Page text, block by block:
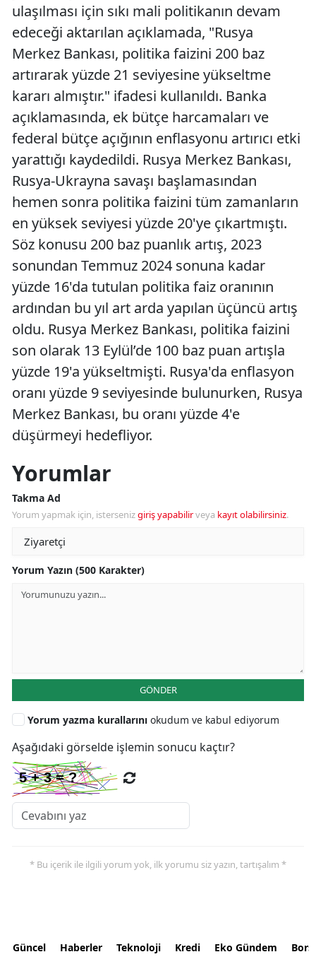
ulaşılması için sıkı mali politikanın devam
edeceği aktarılan açıklamada, "Rusya
Merkez Bankası, politika faizini 200 baz
artırarak yüzde 21 seviyesine yükseltme
kararı almıştır." ifadesi kullanıldı. Banka
açıklamasında, ek bütçe harcamaları ve
federal bütçe açığının enflasyonu artırıcı etki
yarattığı kaydedildi. Rusya Merkez Bankası,
Rusya-Ukrayna savaşı başlamasından
hemen sonra politika faizini tüm zamanların
en yüksek seviyesi yüzde 20'ye çıkartmıştı.
Söz konusu 200 baz puanlık artış, 2023
sonundan Temmuz 2024 sonuna kadar
yüzde 16'da tutulan politika faiz oranının
ardından bu yıl art arda yapılan üçüncü artış
oldu. Rusya Merkez Bankası, politika faizini
son olarak 13 Eylül’de 100 baz puan artışla
yüzde 19'a yükseltmişti. Rusya'da enflasyon
oranı yüzde 9 seviyesinde bulunurken, Rusya
Merkez Bankası, bu oranı yüzde 4'e
düşürmeyi hedefliyor.
Yorumlar
Takma Ad
Yorum yapmak için, istersenizgiriş yapabilirveya kayıt olabilirsiniz.
Yorum Yazın (500 Karakter)
GÖNDER
Yorum yazma kurallarını okudum ve kabul ediyorum
Aşağıdaki görselde işlemin sonucu kaçtır?
* Bu içerik ile ilgili yorum yok, ilk yorumu siz yazın, tartışalım *
Güncel Haberler Teknoloji Kredi Eko Gündem